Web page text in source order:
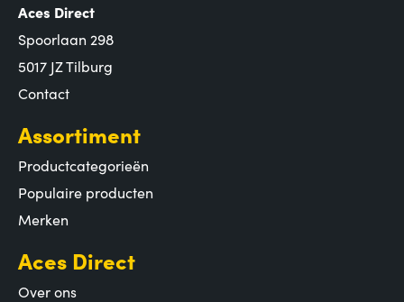
Aces Direct
Spoorlaan 298
5017 JZ Tilburg
Contact
Assortiment
Productcategorieën
Populaire producten
Merken
Aces Direct
Over ons